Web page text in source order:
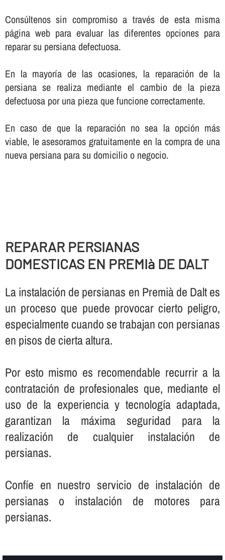
Consúltenos sin compromiso a través de esta misma
página web para evaluar las diferentes opciones para
reparar su persiana defectuosa.
En la mayorí­a de las ocasiones, la reparación de la
persiana se realiza mediante el cambio de la pieza
defectuosa por una pieza que funcione correctamente.
En caso de que la reparación no sea la opción más
viable, le asesoramos gratuitamente en la compra de una
nueva persiana para su domicilio o negocio.
REPARAR PERSIANAS
DOMESTICAS EN PREMIà DE DALT
La instalación de persianas en Premià de Dalt es
un proceso que puede provocar cierto peligro,
especialmente cuando se trabajan con persianas
en pisos de cierta altura.
Por esto mismo es recomendable recurrir a la
contratación de profesionales que, mediante el
uso de la experiencia y tecnologí­a adaptada,
garantizan la máxima seguridad para la
realización de cualquier instalación de
persianas.
Confí­e en nuestro servicio de instalación de
persianas o instalación de motores para
persianas.